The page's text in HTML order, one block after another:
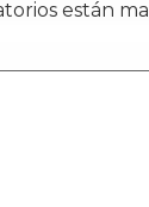
están